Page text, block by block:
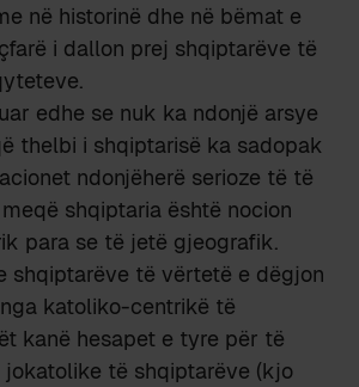
në historinë dhe në bëmat e
i dallon prej shqiptarëve të
edhe se nuk ka ndonjë arsye
thelbi i shqiptarisë ka sadopak
ndonjëherë serioze të të
shqiptaria është nocion
para se të jetë gjeografik.
shqiptarëve të vërtetë e dëgjon
katoliko-centrikë të
kanë hesapet e tyre për të
jokatolike të shqiptarëve (kjo